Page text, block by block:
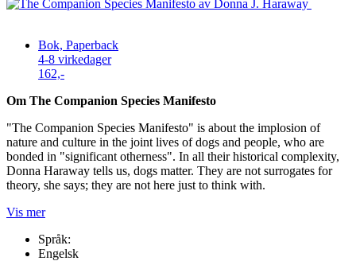
Bok, Paperback
4-8 virkedager
162,-
Om The Companion Species Manifesto
"The Companion Species Manifesto" is about the implosion of
nature and culture in the joint lives of dogs and people, who are
bonded in "significant otherness". In all their historical complexity,
Donna Haraway tells us, dogs matter. They are not surrogates for
theory, she says; they are not here just to think with.
Vis mer
Språk:
Engelsk